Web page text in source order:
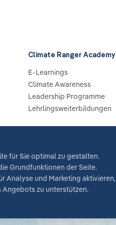
Climate Ranger Academy
E-Learnings
Climate Awareness
Leadership Programme
Lehrlingsweiterbildungen
für Sie optimal zu gestalten.
Grundfunktionen der Seite.
Analyse und Marketing aktivieren,
Angebots zu unterstützen.